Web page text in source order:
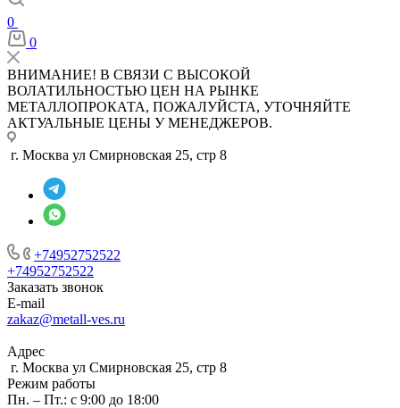
0
0
ВНИМАНИЕ! В СВЯЗИ С ВЫСОКОЙ
ВОЛАТИЛЬНОСТЬЮ ЦЕН НА РЫНКЕ
МЕТАЛЛОПРОКАТА, ПОЖАЛУЙСТА, УТОЧНЯЙТЕ
АКТУАЛЬНЫЕ ЦЕНЫ У МЕНЕДЖЕРОВ.
г. Москва ул Смирновская 25, стр 8
+74952752522
+74952752522
Заказать звонок
E-mail
zakaz@metall-ves.ru
Адрес
г. Москва ул Смирновская 25, стр 8
Режим работы
Пн. – Пт.: с 9:00 до 18:00